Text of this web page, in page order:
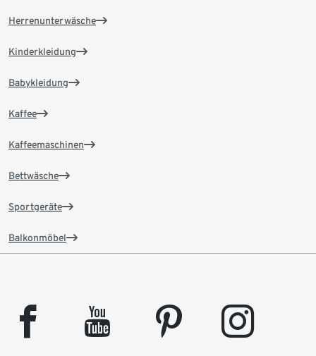
Herrenunterwäsche
Kinderkleidung
Babykleidung
Kaffee
Kaffeemaschinen
Bettwäsche
Sportgeräte
Balkonmöbel
facebook youtube pinterest instagram